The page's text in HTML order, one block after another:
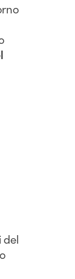
del